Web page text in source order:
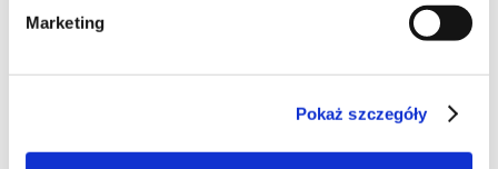
Marketing
Pokaż szczegóły
13